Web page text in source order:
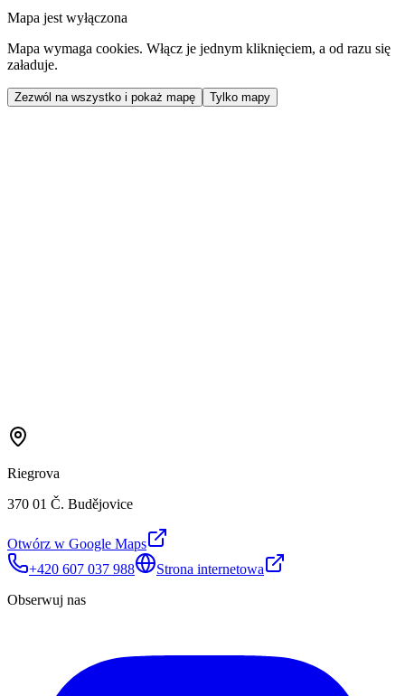
Mapa jest wyłączona
Mapa wymaga cookies. Włącz je jednym kliknięciem, a od razu się
załaduje.
Zezwól na wszystko i pokaż mapę Tylko mapy
Riegrova
370 01 Č. Budějovice
Otwórz w Google Maps
+420 607 037 988
Strona internetowa
Obserwuj nas